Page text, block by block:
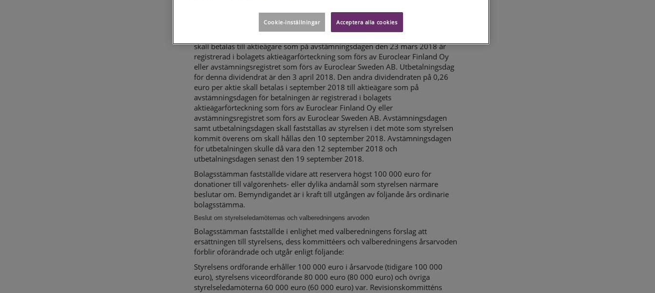
utdela 0,52 euro per aktie för räkenskapsåret som slutade den 31 december
skall betalas till aktieägare som på avstämningsdagen den 23 mars 2018 är
registrerad i bolagets aktieägarförteckning som förs av Euroclear Finland Oy
eller avstämningsregistret som förs av Euroclear Sweden AB. Utbetalningsdag
för denna dividendrat är den 3 april 2018. Den andra dividendraten på 0,26
euro per aktie skall betalas i september 2018 till aktieägare som på
avstämningsdagen för betalningen är registrerad i bolagets
aktieägarförteckning som förs av Euroclear Finland Oy eller
avstämningsregistret som förs av Euroclear Sweden AB. Avstämningsdagen
samt utbetalningsdagen skall fastställas av styrelsen i det möte som styrelsen
kommit överens om skall hållas den 10 september 2018. Avstämningsdagen
för utbetalningen skulle då vara den 12 september 2018 och
utbetalningsdagen senast den 19 september 2018.
Bolagsstämman fastställde vidare att reservera högst 100 000 euro för
donationer till välgörenhets- eller dylika ändamål som styrelsen närmare
beslutar om. Bemyndigandet är i kraft till utgången av följande års ordinarie
bolagsstämma.
Beslut om styrelseledamöternas och valberedningens arvoden
Bolagsstämman fastställde i enlighet med valberedningens förslag att
ersättningen till styrelsens, dess kommittéers och valberedningens årsarvoden
förblir oförändrade och utgår enligt följande:
Styrelsens ordförande erhåller 100 000 euro i årsarvode (tidigare 100 000
euro), styrelsens viceordförande 80 000 euro (80 000 euro) och övriga
styrelseledamöterna 60 000 euro (60 000 euro) var. Revisionskommitténs
Acceptera alla cookies
Cookie-inställningar